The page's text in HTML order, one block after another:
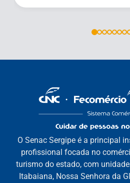
O Senac Sergipe é a principal
profissional focada no
turismo do estado, com
Itabaiana, Nossa Senhora da